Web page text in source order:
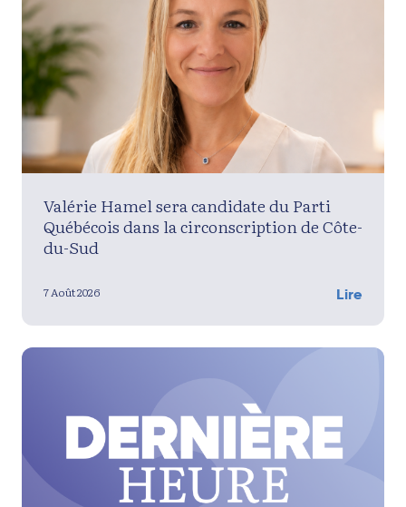
Valérie Hamel sera candidate du Parti
Québécois dans la circonscription de Côte-
du-Sud
7 Août 2026 Lire